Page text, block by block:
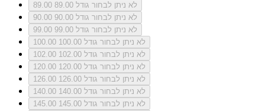
89.00
לא ניתן לבחור גודל 89.00
90.00
לא ניתן לבחור גודל 90.00
99.00
לא ניתן לבחור גודל 99.00
100.00
לא ניתן לבחור גודל 100.00
102.00
לא ניתן לבחור גודל 102.00
120.00
לא ניתן לבחור גודל 120.00
126.00
לא ניתן לבחור גודל 126.00
140.00
לא ניתן לבחור גודל 140.00
145.00
לא ניתן לבחור גודל 145.00